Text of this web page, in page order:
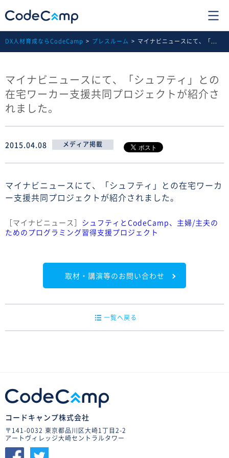
DX人材育成ならCodeCamp プレスルーム マイナビニュースにて、「...
マイナビニュースにて、「シュフティ」との
在宅ワーカー支援共同プロジェクトが紹介さ
れました。
2015.04.08 メディア掲載
マイナビニュースにて、「シュフティ」との在宅ワーカ
ー支援共同プロジェクトが紹介されました。
［マイナビニュース］ シュフティとCodeCamp、主婦/主夫の
ためのプログラミング習得支援プロジェクト
取材・講演等のお問い合わせ
一覧へ戻る
コードキャンプ株式会社
〒141-0032 東京都品川区大崎1丁目2-2
アートヴィレッジ大崎セントラルタワー